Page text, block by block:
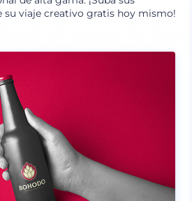
su viaje creativo gratis hoy mismo!